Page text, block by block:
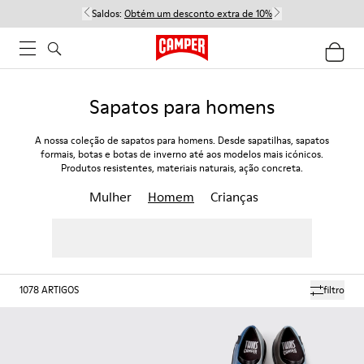
Saldos: Obtém um desconto extra de 10%
Sapatos para homens
A nossa coleção de sapatos para homens. Desde sapatilhas, sapatos
formais, botas e botas de inverno até aos modelos mais icónicos.
Produtos resistentes, materiais naturais, ação concreta.
Mulher Homem Crianças
filtro
1078ARTIGOS